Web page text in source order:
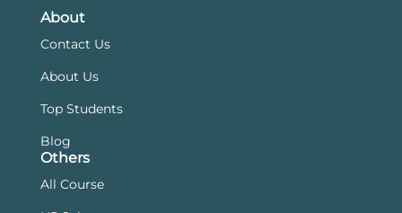
About
Contact Us
About Us
Top Students
Blog
Others
All Course